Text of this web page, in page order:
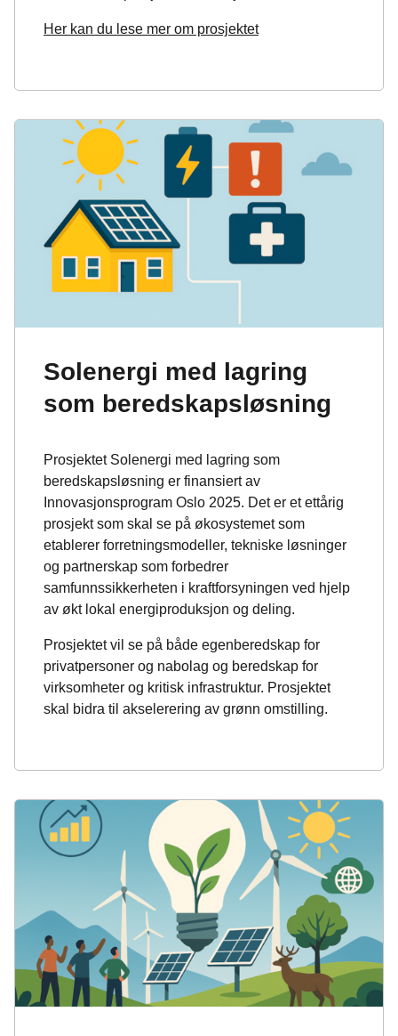
Her kan du lese mer om prosjektet
Solenergi med lagring
som beredskapsløsning
Prosjektet Solenergi med lagring som
beredskapsløsning er finansiert av
Innovasjonsprogram Oslo 2025. Det er et ettårig
prosjekt som skal se på økosystemet som
etablerer forretningsmodeller, tekniske løsninger
og partnerskap som forbedrer
samfunnssikkerheten i kraftforsyningen ved hjelp
av økt lokal energiproduksjon og deling.
Prosjektet vil se på både egenberedskap for
privatpersoner og nabolag og beredskap for
virksomheter og kritisk infrastruktur. Prosjektet
skal bidra til akselerering av grønn omstilling.